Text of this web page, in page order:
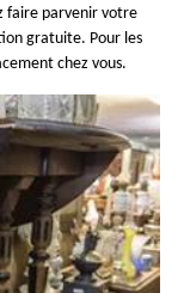
faire parvenir votre
gratuite. Pour les
chez vous.